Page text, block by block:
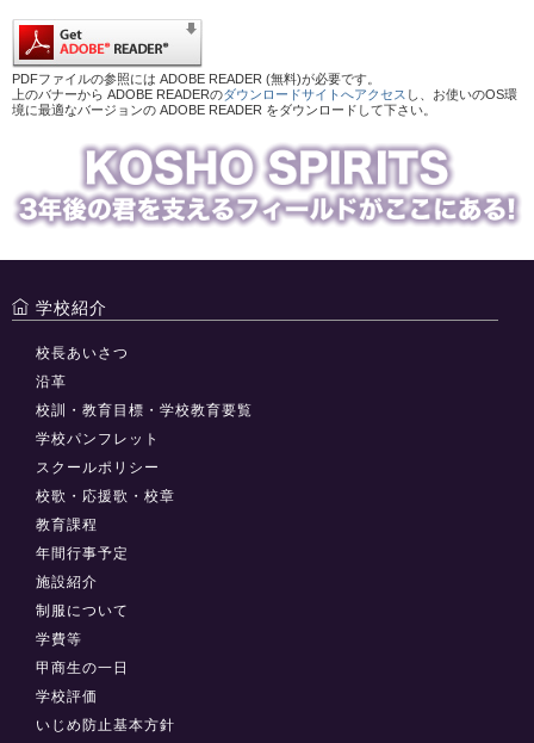
PDFファイルの参照には ADOBE READER (無料)が必要です。
上のバナーから ADOBE READERのダウンロードサイトへアクセス し、お使いのOS環
境に最適なバージョンの ADOBE READER をダウンロードして下さい。
学校紹介
校長あいさつ
沿革
校訓・教育目標・学校教育要覧
学校パンフレット
スクールポリシー
校歌・応援歌・校章
教育課程
年間行事予定
施設紹介
制服について
学費等
甲商生の一日
学校評価
いじめ防止基本方針